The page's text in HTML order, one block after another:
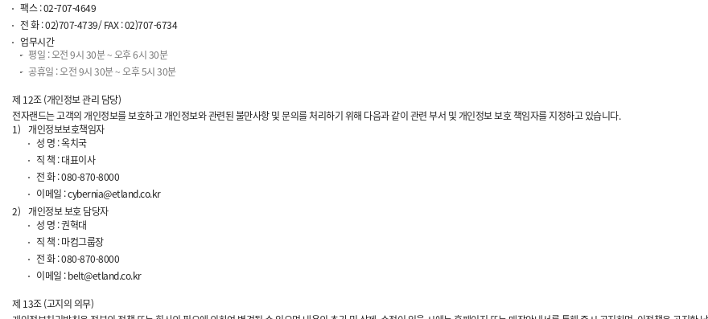
팩스 : 02-707-4649
전 화 : 02)707-4739/ FAX : 02)707-6734
업무시간
평일 : 오전 9시 30분 ~ 오후 6시 30분
공휴일 : 오전 9시 30분 ~ 오후 5시 30분
제 12조 (개인정보 관리 담당)
전자랜드는 고객의 개인정보를 보호하고 개인정보와 관련된 불만사항 및 문의를 처리하기 위해 다음과 같이 관련 부서 및 개인정보 보호 책임자를 지정하고 있습니다.
1) 개인정보보호책임자
성 명 : 옥치국
직 책 : 대표이사
전 화 : 080-870-8000
이메일 : cybernia@etland.co.kr
2) 개인정보 보호 담당자
성 명 : 권혁대
직 책 : 마컴그룹장
전 화 : 080-870-8000
이메일 : belt@etland.co.kr
제 13조 (고지의 의무)